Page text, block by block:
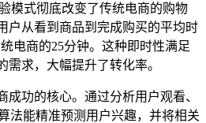
模式彻底改变了传统电商的购物
户从看到商品到完成购买的平均时
电商的25分钟。这种即时性满足
需求，大幅提升了转化率。
成功的核心。通过分析用户观看、
法能精准预测用户兴趣，并将相关